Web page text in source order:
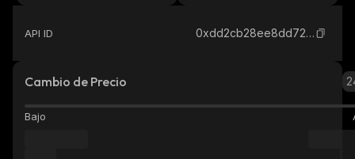
API ID 0xdd2cb28ee8dd72c3b3c608f3676646d18706f09a_ethereum
Cambio de Precio
Bajo